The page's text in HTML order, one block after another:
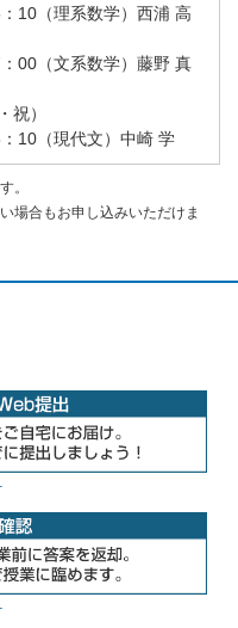
10（理系数学）西浦 高
00（文系数学）藤野 真
祝）
10（現代文）中崎 学
。
場合もお申し込みいただけま